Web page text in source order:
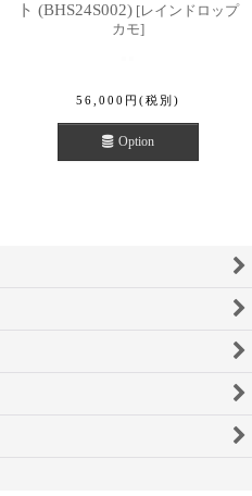
ト (BHS24S002) [レインドロップ
カモ]
56,000 円 (税別)
Option